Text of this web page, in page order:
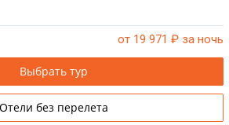
от 19 971 ₽ за ночь
Выбрать тур
Отели без перелета